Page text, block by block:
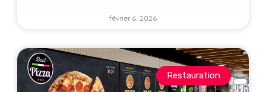
février 6, 2026
Restauration